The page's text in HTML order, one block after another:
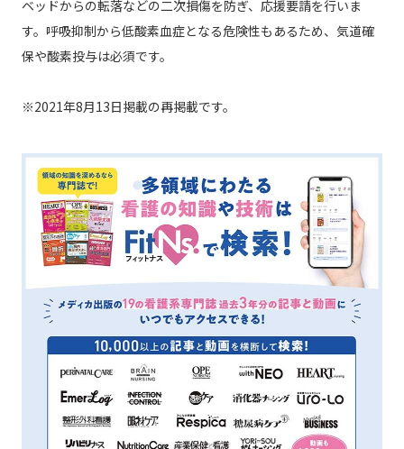
ベッドからの転落などの二次損傷を防ぎ、応援要請を行いま
す。呼吸抑制から低酸素血症となる危険性もあるため、気道確
保や酸素投与は必須です。
※2021年8月13日掲載の再掲載です。